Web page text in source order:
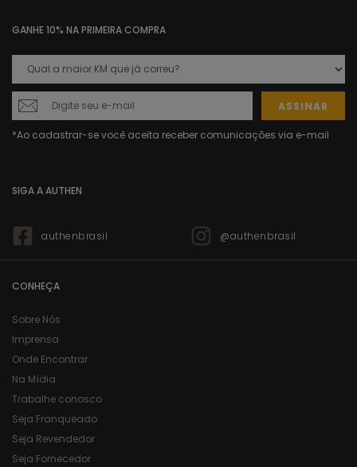
GANHE 10% NA PRIMEIRA COMPRA
ASSINAR
SIGA A AUTHEN
authenbrasil @authenbrasil
CONHEÇA
Sobre Nós
Imprensa
Onde Encontrar
Na Mídia
Trabalhe conosco
Seja Franqueado
Seja Revendedor
Seja Fornecedor